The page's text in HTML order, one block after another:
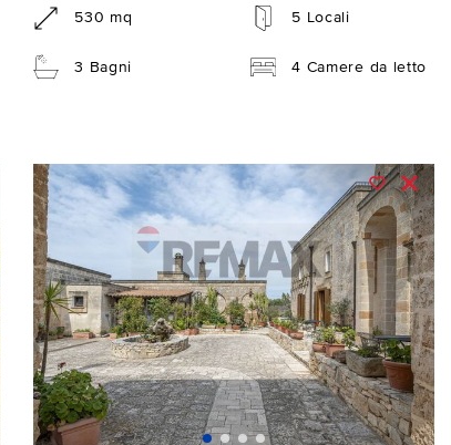
530 mq 5 Locali
3 Bagni 4 Camere da letto